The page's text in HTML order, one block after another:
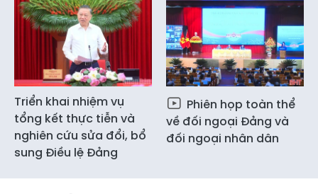
Triển khai nhiệm vụ
tổng kết thực tiễn và
nghiên cứu sửa đổi, bổ
sung Điều lệ Đảng
Phiên họp toàn thể
về đối ngoại Đảng và
đối ngoại nhân dân